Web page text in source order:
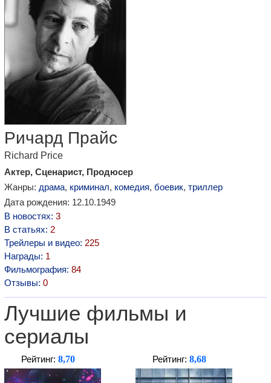
Ричард Прайс
Richard Price
Актер, Сценарист, Продюсер
Жанры: драма, криминал, комедия, боевик, триллер
Дата рождения: 12.10.1949
В новостях: 3
В статьях: 2
Трейлеры и видео: 225
Награды: 1
Фильмография: 84
Отзывы: 0
Лучшие фильмы и
сериалы
Рейтинг: 8,70 Рейтинг: 8,68